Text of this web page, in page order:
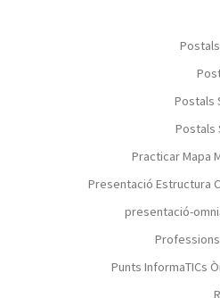
Postals
Postals
Practicar Mapa
Presentació Estructura
presentació-
Punts InformaTICs